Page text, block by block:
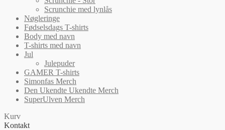
Scrunchie med lynlås
Nøgleringe
Fødselsdags T-shirts
Body med navn
T-shirts med navn
Jul
Julepuder
GAMER T-shirts
Simonfas Merch
Den Ukendte Ukendte Merch
SuperUlven Merch
Kurv
Kontakt